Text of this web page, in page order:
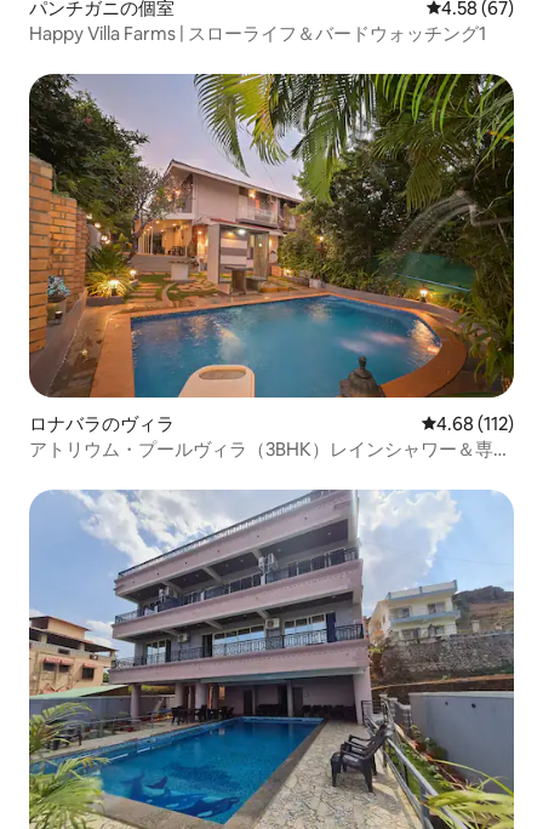
パンチガニの個室 レビュー67
4.58 (67)
Happy Villa Farms | スローライフ＆バードウォッチング1
ロナバラのヴィラ レビュー112
4.68 (112)
アトリウム・プールヴィラ（3BHK）レインシャワー＆専用